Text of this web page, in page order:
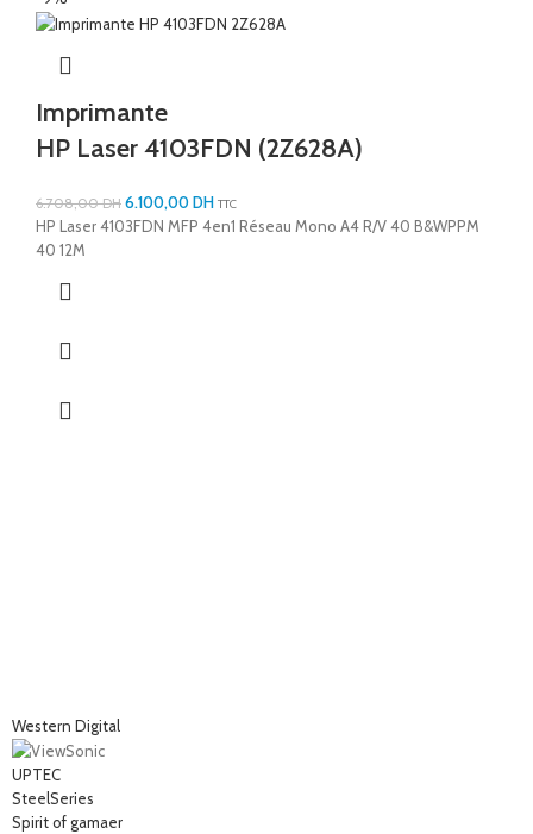
Imprimante
HP Laser 4103FDN (2Z628A)
6.708,00DH 6.100,00DH TTC
HP Laser 4103FDN MFP 4en1 Réseau Mono A4 R/V 40 B&WPPM
40 12M
Western Digital
UPTEC
SteelSeries
Spirit of gamaer